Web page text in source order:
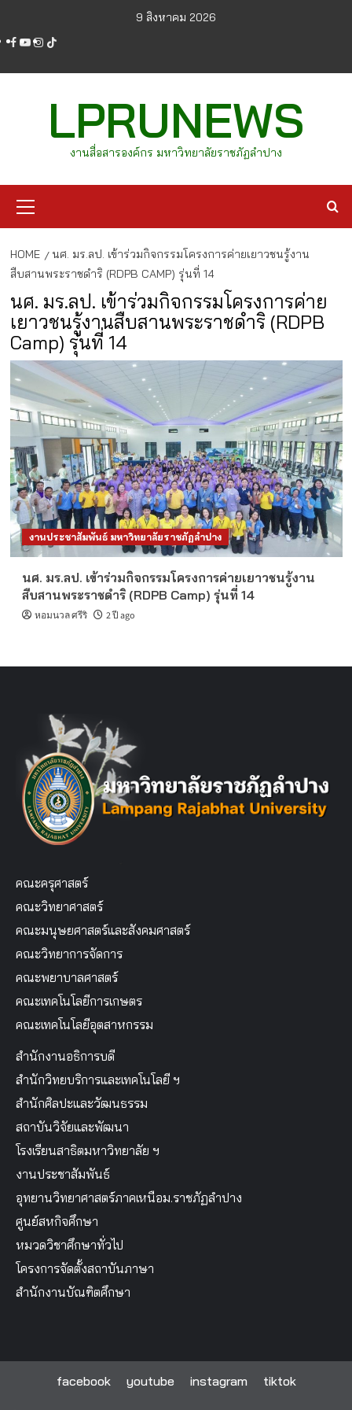
content
9 สิงหาคม 2026
facebook
youtube
instagram
tiktok
LPRUNEWS
งานสื่อสารองค์กร มหาวิทยาลัยราชภัฏลำปาง
Menu
HOME
นศ. มร.ลป. เข้าร่วมกิจกรรมโครงการค่ายเยาวชนรู้งาน
สืบสานพระราชดำริ (RDPB CAMP) รุ่นที่ 14
นศ. มร.ลป. เข้าร่วมกิจกรรมโครงการค่าย
เยาวชนรู้งานสืบสานพระราชดำริ (RDPB
Camp) รุ่นที่ 14
งานประชาสัมพันธ์ มหาวิทยาลัยราชภัฏลำปาง
นศ. มร.ลป. เข้าร่วมกิจกรรมโครงการค่ายเยาวชนรู้งาน
สืบสานพระราชดำริ (RDPB Camp) รุ่นที่ 14
หอมนวล ศรีริ 2 ปี ago
คณะครุศาสตร์
คณะวิทยาศาสตร์
คณะมนุษยศาสตร์และสังคมศาสตร์
คณะวิทยาการจัดการ
คณะพยาบาลศาสตร์
คณะเทคโนโลยีการเกษตร
คณะเทคโนโลยีอุตสาหกรรม
สำนักงานอธิการบดี
สำนักวิทยบริการและเทคโนโลยี ฯ
สำนักศิลปะและวัฒนธรรม
สถาบันวิจัยและพัฒนา
โรงเรียนสาธิตมหาวิทยาลัย ฯ
งานประชาสัมพันธ์
อุทยานวิทยาศาสตร์ภาคเหนือม.ราชภัฏลำปาง
ศูนย์สหกิจศึกษา
หมวดวิชาศึกษาทั่วไป
โครงการจัดตั้งสถาบันภาษา
สำนักงานบัณฑิตศึกษา
facebook youtube instagram tiktok